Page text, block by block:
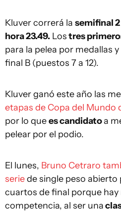
Kluver correrá la semifinal
hora 23.49. Lostres
para la pelea por medallas
final B (puestos 7 a 12).
Kluver ganó este año las
etapas de Copa del Mundo
por lo quees candidatoa
pelear por el podio.
El lunes, Bruno Cetraro
seriede single peso abierto
cuartos de final porque hay
competencia, al ser una